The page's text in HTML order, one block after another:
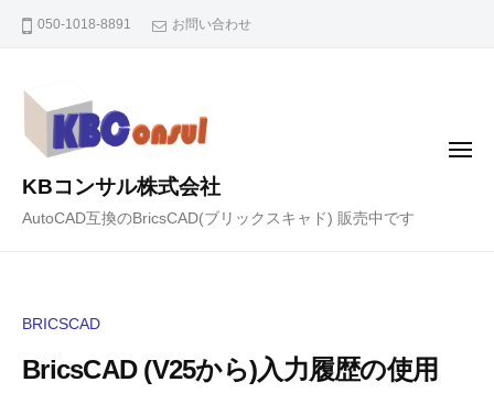
050-1018-8891 お問い合わせ
KBコンサル株式会社
AutoCAD互換のBricsCAD(ブリックスキャド) 販売中です
メ
BRICSCAD
BricsCAD (V25から)入力履歴の使用